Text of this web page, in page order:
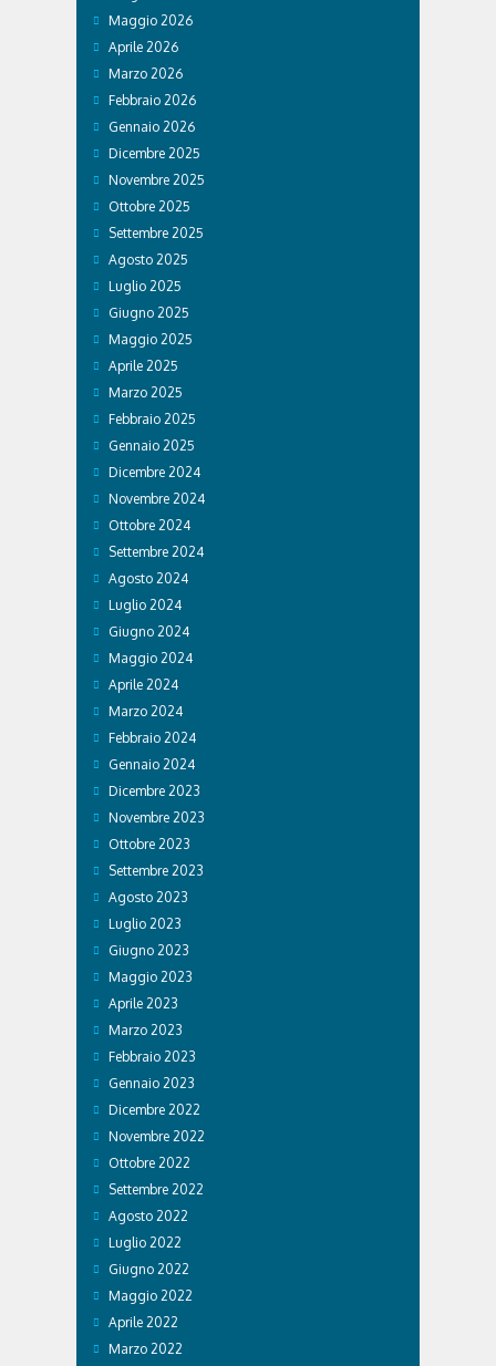
Maggio 2026
Aprile 2026
Marzo 2026
Febbraio 2026
Gennaio 2026
Dicembre 2025
Novembre 2025
Ottobre 2025
Settembre 2025
Agosto 2025
Luglio 2025
Giugno 2025
Maggio 2025
Aprile 2025
Marzo 2025
Febbraio 2025
Gennaio 2025
Dicembre 2024
Novembre 2024
Ottobre 2024
Settembre 2024
Agosto 2024
Luglio 2024
Giugno 2024
Maggio 2024
Aprile 2024
Marzo 2024
Febbraio 2024
Gennaio 2024
Dicembre 2023
Novembre 2023
Ottobre 2023
Settembre 2023
Agosto 2023
Luglio 2023
Giugno 2023
Maggio 2023
Aprile 2023
Marzo 2023
Febbraio 2023
Gennaio 2023
Dicembre 2022
Novembre 2022
Ottobre 2022
Settembre 2022
Agosto 2022
Luglio 2022
Giugno 2022
Maggio 2022
Aprile 2022
Marzo 2022